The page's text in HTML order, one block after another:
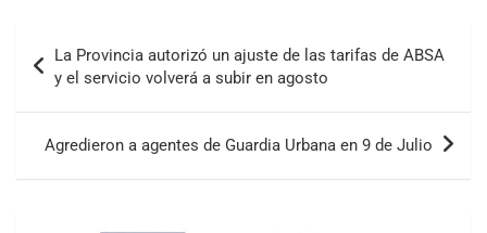
La Provincia autorizó un ajuste de las tarifas de ABSA
y el servicio volverá a subir en agosto
Agredieron a agentes de Guardia Urbana en 9 de Julio